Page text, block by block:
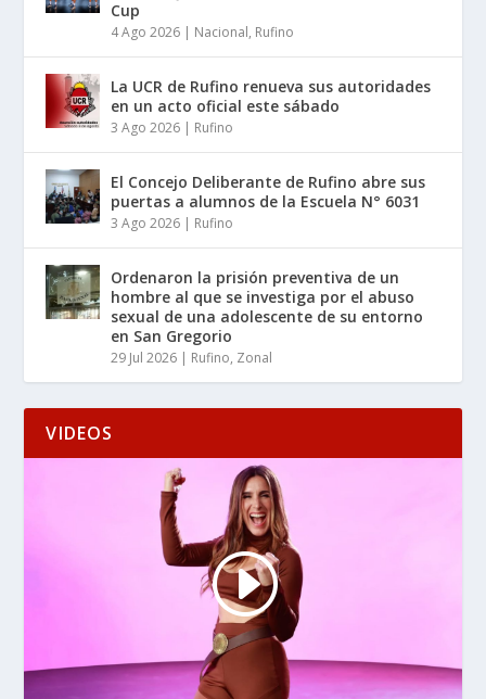
Cup
4 Ago 2026 | Nacional, Rufino
La UCR de Rufino renueva sus autoridades
en un acto oficial este sábado
3 Ago 2026 | Rufino
El Concejo Deliberante de Rufino abre sus
puertas a alumnos de la Escuela N° 6031
3 Ago 2026 | Rufino
Ordenaron la prisión preventiva de un
hombre al que se investiga por el abuso
sexual de una adolescente de su entorno
en San Gregorio
29 Jul 2026 | Rufino, Zonal
VIDEOS